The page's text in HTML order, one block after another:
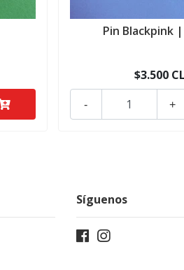
Pin Blackpink
$3.500
+
-
Síguenos